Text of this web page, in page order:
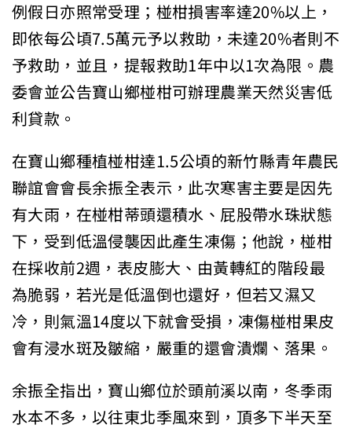
例假日亦照常受理；椪柑損害率達20%以上，
即依每公頃7.5萬元予以救助，未達20%者則不
予救助，並且，提報救助1年中以1次為限。農
委會並公告寶山鄉椪柑可辦理農業天然災害低
利貸款。
在寶山鄉種植椪柑達1.5公頃的新竹縣青年農民
聯誼會會長余振全表示，此次寒害主要是因先
有大雨，在椪柑蒂頭還積水、屁股帶水珠狀態
下，受到低溫侵襲因此產生凍傷；他說，椪柑
在採收前2週，表皮膨大、由黃轉紅的階段最
為脆弱，若光是低溫倒也還好，但若又濕又
冷，則氣溫14度以下就會受損，凍傷椪柑果皮
會有浸水斑及皺縮，嚴重的還會潰爛、落果。
余振全指出，寶山鄉位於頭前溪以南，冬季雨
水本不多，以往東北季風來到，頂多下半天至